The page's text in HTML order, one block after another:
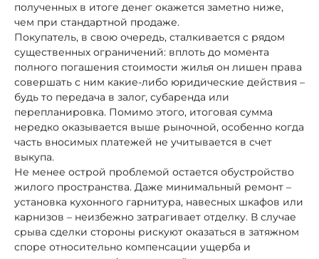
полученных в итоге денег окажется заметно ниже,
чем при стандартной продаже.
Покупатель, в свою очередь, сталкивается с рядом
существенных ограничений: вплоть до момента
полного погашения стоимости жилья он лишен права
совершать с ним какие-либо юридические действия –
будь то передача в залог, субаренда или
перепланировка. Помимо этого, итоговая сумма
нередко оказывается выше рыночной, особенно когда
часть вносимых платежей не учитывается в счет
выкупа.
Не менее острой проблемой остается обустройство
жилого пространства. Даже минимальный ремонт –
установка кухонного гарнитура, навесных шкафов или
карнизов – неизбежно затрагивает отделку. В случае
срыва сделки стороны рискуют оказаться в затяжном
споре относительно компенсации ущерба и